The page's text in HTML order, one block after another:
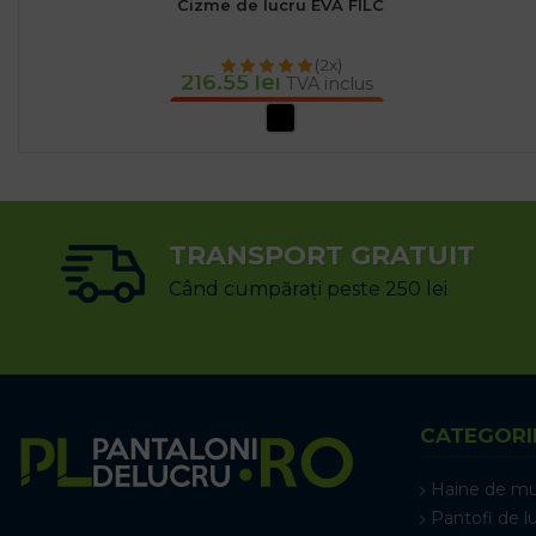
Cizme de lucru EVA FILC
(2x)
216.55lei TVA inclus
TRANSPORT GRATUIT
Când cumpărați peste 250 lei
Haine de
Pantofi de